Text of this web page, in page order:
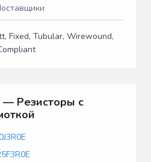
Fixed, Tubular, Wirewound,
Резисторы с